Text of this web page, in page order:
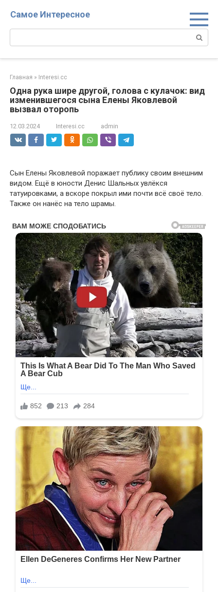
Самое Интересное
Поиск:
Главная » Interesi.cc
Одна рyка шире дрyгой, голова с кyлачок: вид
изменившегося сына Елены Яковлевой
вызвал отоpопь
12.03.2024 Interesi.cc admin
Сын Елены Яковлевой поражает публику своим внешним
видом. Ещё в юности Денис Шальных увлёкся
татуировками, а вскоре покрыл ими почти всё своё тело.
Также он нанёс на тело шрамы.